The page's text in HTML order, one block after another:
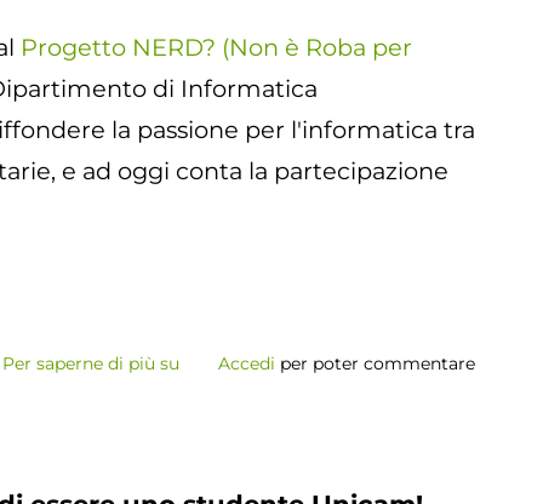
Progetto NERD? (Non è Roba per
di Informatica
la passione per l'informatica tra
e ad oggi conta la partecipazione
Per saperne di più su NERD?Accedi per poter commentare